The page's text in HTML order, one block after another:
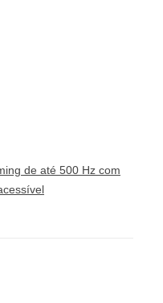
de até 500 Hz com